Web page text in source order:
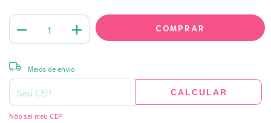
Entregas para o CEP:
Meios de envio
CALCULAR
Não sei meu CEP